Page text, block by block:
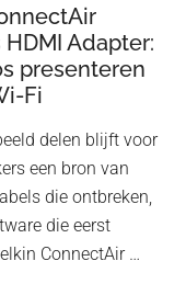
Adapter:
presenteren
Fi
delen blijft voor
een bron van
die ontbreken,
die eerst
ConnectAir …